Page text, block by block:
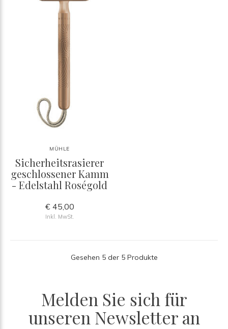
MÜHLE
Sicherheitsrasierer
geschlossener Kamm
- Edelstahl Roségold
€ 45,00
Inkl. MwSt.
Gesehen 5 der 5 Produkte
Melden Sie sich für
unseren Newsletter an